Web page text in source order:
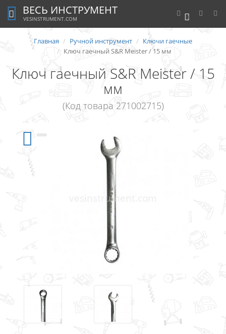
0
ВЕСЬ ИНСТРУМЕНТ
VESINSTRUMENT.COM
Главная Ручной инструмент
Ключи гаечные
Ключ гаечный S&R Meister / 15 мм
Ключ гаечный S&R Meister / 15
мм
(Код товара 271002715)